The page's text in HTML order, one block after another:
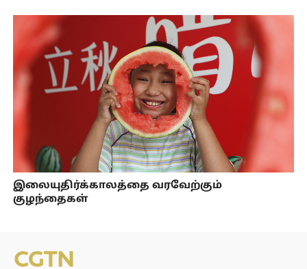
இலையுதிர்க்காலத்தை வரவேற்கும்
குழந்தைகள்